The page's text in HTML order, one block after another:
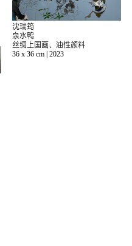
沈瑞筠
泉水鸭
丝绸上国画、油性颜料
36 x 36 cm | 2023